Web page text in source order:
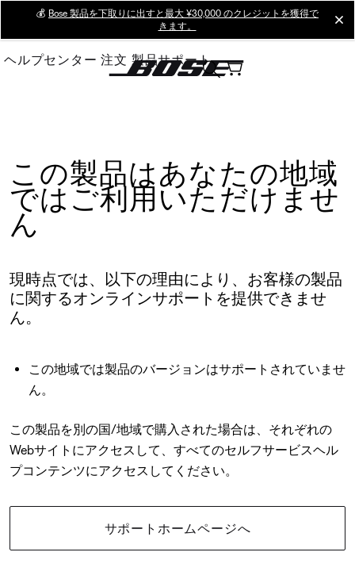
Main
💰 Bose 製品を下取りに出すと最大 ¥30,000 のクレジットを獲得で
きます。
ヘルプセンター 注文 製品サポート
この製品はあなたの地域
ではご利用いただけませ
ん
現時点では、以下の理由により、お客様の製品
に関するオンラインサポートを提供できませ
ん。
この地域では製品のバージョンはサポートされていませ
ん。
この製品を別の国/地域で購入された場合は、それぞれの
Webサイトにアクセスして、すべてのセルフサービスヘル
プコンテンツにアクセスしてください。
サポートホームページへ